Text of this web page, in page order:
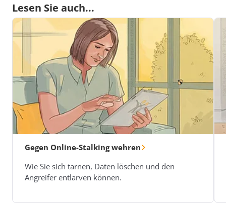
Lesen Sie auch...
Gegen Online-Stalking wehren
Wie Sie sich tarnen, Daten löschen und den
Angreifer entlarven können.